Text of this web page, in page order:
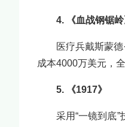
4. 《血战钢锯
医疗兵戴斯蒙
成本4000万美元，
5. 《1917》
采用“一镜到底